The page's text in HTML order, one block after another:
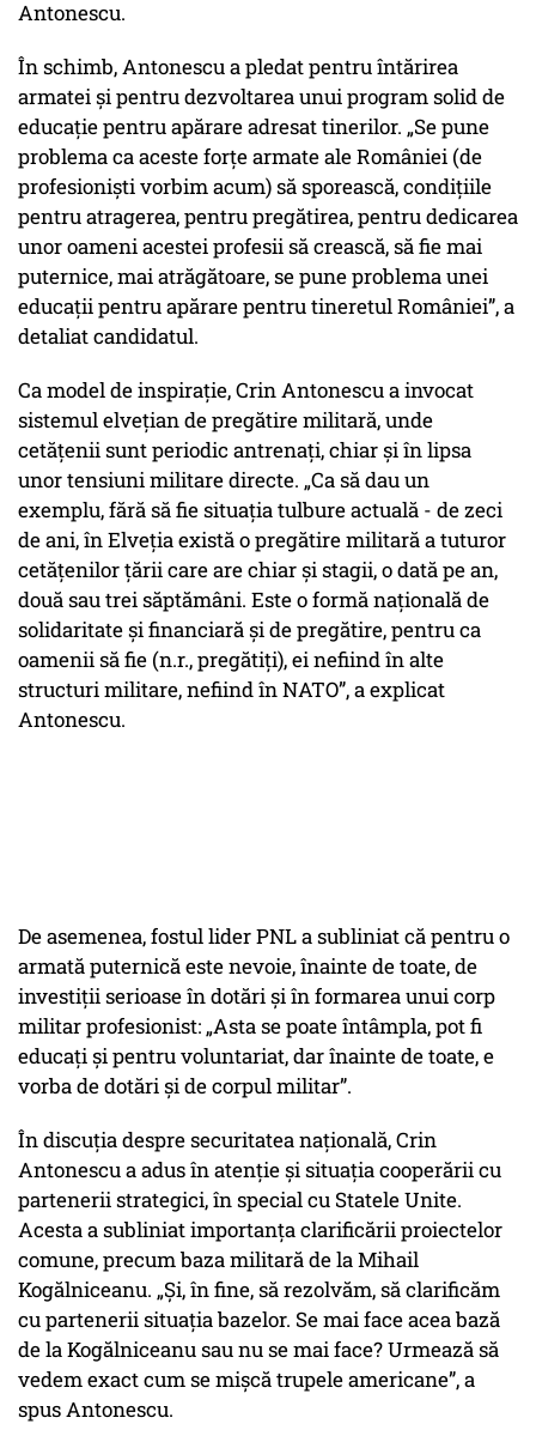
Antonescu.
În schimb, Antonescu a pledat pentru întărirea
armatei și pentru dezvoltarea unui program solid de
educație pentru apărare adresat tinerilor. „Se pune
problema ca aceste forțe armate ale României (de
profesioniști vorbim acum) să sporească, condițiile
pentru atragerea, pentru pregătirea, pentru dedicarea
unor oameni acestei profesii să crească, să fie mai
puternice, mai atrăgătoare, se pune problema unei
educații pentru apărare pentru tineretul României”, a
detaliat candidatul.
Ca model de inspirație, Crin Antonescu a invocat
sistemul elvețian de pregătire militară, unde
cetățenii sunt periodic antrenați, chiar și în lipsa
unor tensiuni militare directe. „Ca să dau un
exemplu, fără să fie situația tulbure actuală - de zeci
de ani, în Elveția există o pregătire militară a tuturor
cetățenilor țării care are chiar și stagii, o dată pe an,
două sau trei săptămâni. Este o formă națională de
solidaritate și financiară și de pregătire, pentru ca
oamenii să fie (n.r., pregătiți), ei nefiind în alte
structuri militare, nefiind în NATO”, a explicat
Antonescu.
De asemenea, fostul lider PNL a subliniat că pentru o
armată puternică este nevoie, înainte de toate, de
investiții serioase în dotări și în formarea unui corp
militar profesionist: „Asta se poate întâmpla, pot fi
educați și pentru voluntariat, dar înainte de toate, e
vorba de dotări și de corpul militar”.
În discuția despre securitatea națională, Crin
Antonescu a adus în atenție și situația cooperării cu
partenerii strategici, în special cu Statele Unite.
Acesta a subliniat importanța clarificării proiectelor
comune, precum baza militară de la Mihail
Kogălniceanu. „Și, în fine, să rezolvăm, să clarificăm
cu partenerii situația bazelor. Se mai face acea bază
de la Kogălniceanu sau nu se mai face? Urmează să
vedem exact cum se mișcă trupele americane”, a
spus Antonescu.